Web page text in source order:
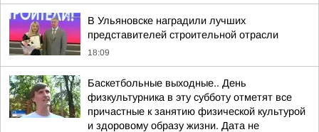
В Ульяновске наградили лучших
представителей строительной отрасли
18:09
Баскетбольные выходные.. День
физкультурника в эту субботу отметят все
причастные к занятию физической культурой
и здоровому образу жизни. Дата не